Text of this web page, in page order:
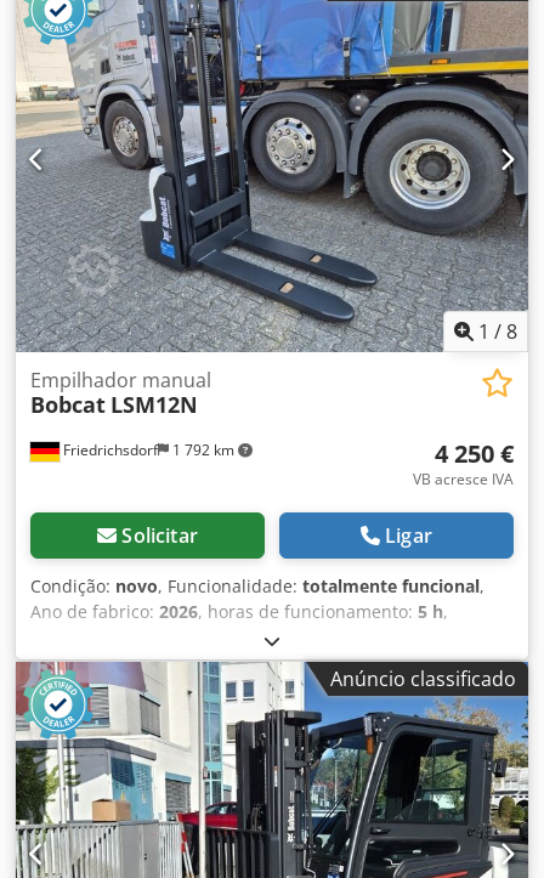
2 008 mm , comprimento do garfo: 1 150 mm , peso em
vazio:1 340 kg, comprimento total: 1 964 mm, tipo de
transmissão:Elektro, largura de construção:820 mm,
Empilhador alto Centro de gravidade da carga: 600 Largura
do garfo: 560 mm Tipo de mastro: Triplex Dsdpfx Ajwzpc
Deavokr Condição: Camião novo Condição técnica: Novo
Tipo de pneus dianteiros: Poliuretano Pneus dianteiros
Condição: 80 - 100% Pneus traseiros Tipo: Poliuretano
Condição dos pneus traseiros: 80 - 100% Bateria Volt: 24V
Bateria Ah: 300Ah Tipo de bateria: PzS Ano de fabrico da
bateria: 2024 Estado da bateria: 80 - 100% Curso livre
completo, certificado CE, Aquamatics para as células da
bateria
1 /8
Friedrichsdorf 1 792 km
Empilhador manual
Bobcat LSM12N
4 250 €
VB acresce IVA
Solicitar Ligar
Condição: novo, Funcionalidade: totalmente funcional,
Ano de fabrico: 2026, horas de funcionamento: 5 h,
1 200 kg, altura de elevação:
mm, tipo de combustível:elétrico, tipo de mastro:duplex,
altura de construção:2 150 mm, comprimento do garfo:
1 150 mm
, peso em vazio: 585 kg, comprimento total:
1 710 mm, tipo de transmissão: Elektro, largura de
construção:800 mm
, Empilhadeira de elevação Centro de
carga: 600 Largura dos garfos: 180 mm Djdpfsy Uz Sqjx
Aavskr Espessura dos garfos: 60 mm Tipo de mastro:
Duplex Estado: Novo Estado técnico: Novo Tipo de pneus
dianteiros: Poliuretano Estado dos pneus dianteiros: 80 -
Anúncio classificado